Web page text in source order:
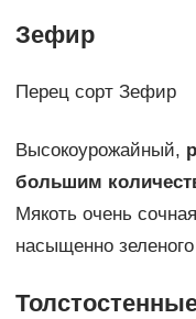
Зефир
Перец сорт Зефир
Высокоурожайный,
большим
Мякоть очень
насыщенно